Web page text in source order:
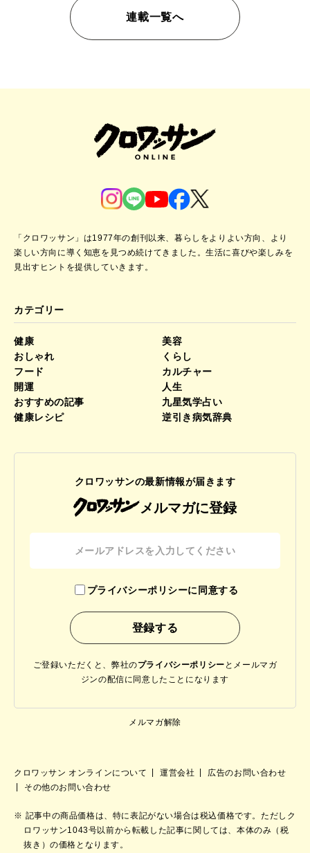
連載一覧へ
「クロワッサン」は1977年の創刊以来、暮らしをよりよい方向、より
楽しい方向に導く知恵を見つめ続けてきました。生活に喜びや楽しみを
見出すヒントを提供していきます。
カテゴリー
健康
美容
おしゃれ
くらし
フード
カルチャー
開運
人生
おすすめの記事
九星気学占い
健康レシピ
逆引き病気辞典
クロワッサンの最新情報が届きます
メルマガに登録
プライバシーポリシーに同意する
ご登録いただくと、弊社のプライバシーポリシー と メールマガ
ジンの配信に同意したことになります
メルマガ解除
クロワッサン オンラインについて 運営会社
広告のお問い合わせ
その他のお問い合わせ
記事中の商品価格は、特に表記がない場合は税込価格です。ただしク
ロワッサン1043号以前から転載した記事に関しては、本体のみ（税
抜き）の価格となります。